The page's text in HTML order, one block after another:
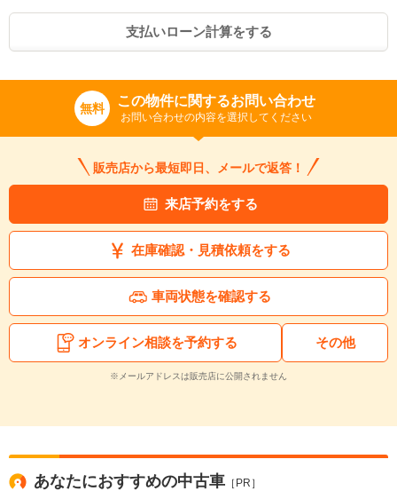
支払いローン計算をする
無料 この物件に関するお問い合わせ
お問い合わせの内容を選択してください
販売店から最短即日、メールで返答！
来店予約をする
在庫確認・見積依頼をする
車両状態を確認する
オンライン相談を予約する その他
※メールアドレスは販売店に公開されません
あなたにおすすめの中古車 ［PR］